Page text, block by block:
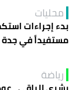
محليات
مستفيداً في جدة
رياضة